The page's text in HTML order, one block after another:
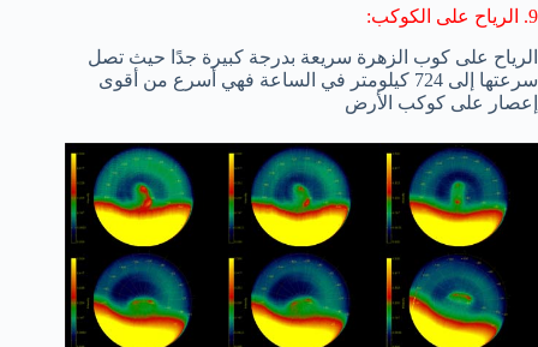
9. الرياح على الكوكب:
الرياح على كوب الزهرة سريعة بدرجة كبيرة جدًا حيث تصل
سرعتها إلى 724 كيلومتر في الساعة فهي أسرع من أقوى
إعصار على كوكب الأرض